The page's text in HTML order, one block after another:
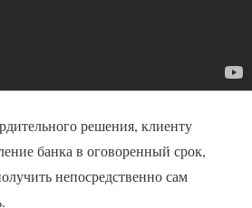
решения, клиенту
банка в оговоренный срок,
непосредственно сам